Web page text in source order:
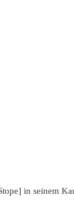
in seinem